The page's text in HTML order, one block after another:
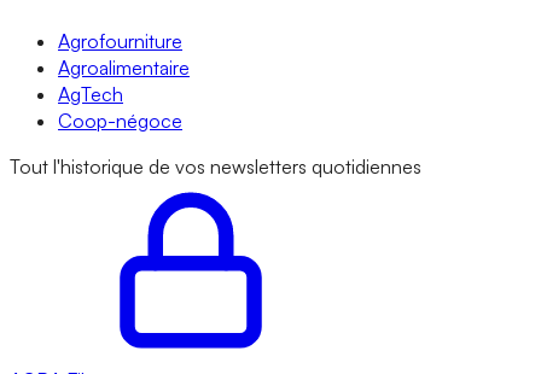
Agrofourniture
Agroalimentaire
AgTech
Coop-négoce
Tout l'historique de vos newsletters quotidiennes